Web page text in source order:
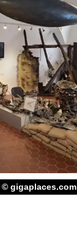
© gigaplaces.com